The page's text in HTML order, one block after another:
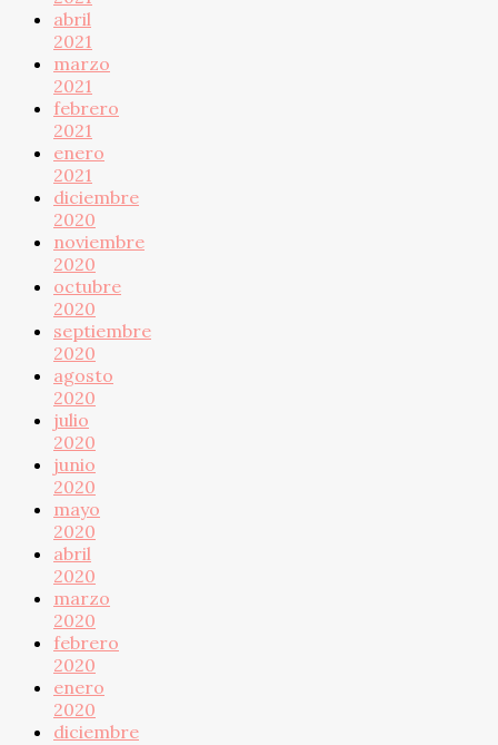
abril
2021
marzo
2021
febrero
2021
enero
2021
diciembre
2020
noviembre
2020
octubre
2020
septiembre
2020
agosto
2020
julio
2020
junio
2020
mayo
2020
abril
2020
marzo
2020
febrero
2020
enero
2020
diciembre